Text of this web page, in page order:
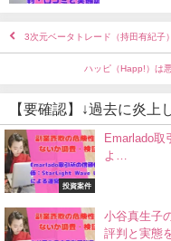
3次元ベータトレード（持田有紀子
ハッピ（Happ!）は
【要確認】↓過去に炎上
投資案件
Emarlado取
よ…
小谷真生子
評判と実態